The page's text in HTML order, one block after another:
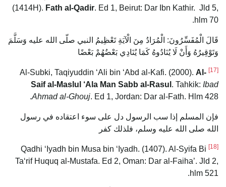
(1414H). Fath al-Qadir. Ed 1, Beirut: Dar Ibn Kathir. Jld 5,
hlm 70.
قَالَ الْمُفَسِّرُونَ: الْمُرَادُ مِنَ الْآيَةِ تَعْظِيمُ النبي صلّى الله عليه وَسَلَّمَ
وَتَوْقِيرُهُ وَأَنْ لَا يُنَادُوهُ كَمَا يُنَادِي بَعْضُهُمْ بَعْضًا
[17]
Al-
Saif al-Maslul ‘Ala Man Sabb al-Rasul . Tahkik: Ibad
Ahmad al-Ghouj. Ed 1, Jordan: Dar al-Fath. Hlm 428.
فإن المسلم إذا سب الرسول دل على سوء اعتقاده في رسول
الله صلى الله عليه وسلم، فلذلك كفر
[18]
Qadhi ‘Iyadh bin Musa bin ‘Iyadh. (1407). Al-Syifa Bi
Ta‘rif Huquq al-Mustafa. Ed 2, Oman: Dar al-Faiha’. Jld 2,
hlm 521.